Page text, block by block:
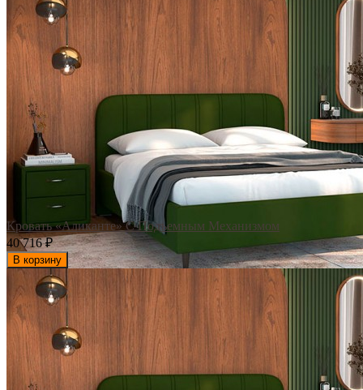
Кровать «Аликанте» С Подъемным Механизмом
40 716₽
В корзину